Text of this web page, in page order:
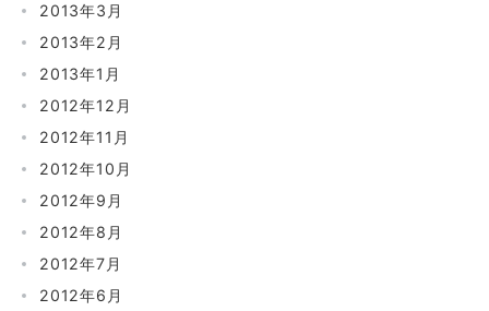
2013年3月
2013年2月
2013年1月
2012年12月
2012年11月
2012年10月
2012年9月
2012年8月
2012年7月
2012年6月